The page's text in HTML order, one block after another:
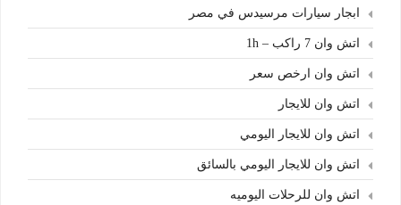
ابجار سيارات مرسيدس في مصر
اتش وان 7 راكب – 1h
اتش وان ارخص سعر
اتش وان للايجار
اتش وان للايجار اليومي
اتش وان للايجار اليومي بالسائق
اتش وان للرحلات اليوميه